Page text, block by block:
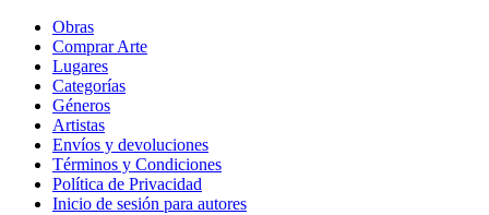
Obras
Comprar Arte
Lugares
Categorías
Géneros
Artistas
Envíos y devoluciones
Términos y Condiciones
Política de Privacidad
Inicio de sesión para autores